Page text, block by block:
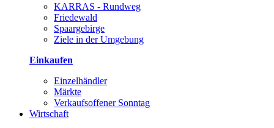
KARRAS - Rundweg
Friedewald
Spaargebirge
Ziele in der Umgebung
Einkaufen
Einzelhändler
Märkte
Verkaufsoffener Sonntag
Wirtschaft